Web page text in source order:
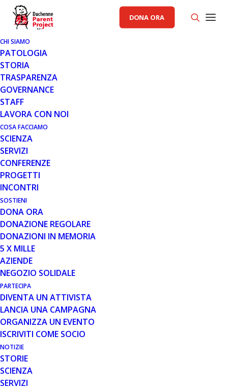
DONA ORA
CHI SIAMO
PATOLOGIA
STORIA
TRASPARENZA
GOVERNANCE
STAFF
LAVORA CON NOI
COSA FACCIAMO
SCIENZA
SERVIZI
CONFERENZE
PROGETTI
INCONTRI
SOSTIENI
DONA ORA
DONAZIONE REGOLARE
DONAZIONI IN MEMORIA
5 X MILLE
AZIENDE
NEGOZIO SOLIDALE
PARTECIPA
DIVENTA UN ATTIVISTA
LANCIA UNA CAMPAGNA
ORGANIZZA UN EVENTO
ISCRIVITI COME SOCIO
NOTIZIE
STORIE
SCIENZA
SERVIZI
AREA CAD PP,AREA SCIENZA PP
6 FEB 2023
DAL 17 AL 19 FEBBRAIO A ROMA
LA CONFERENZA
INTERNAZIONALE DI PARENT
PROJECT